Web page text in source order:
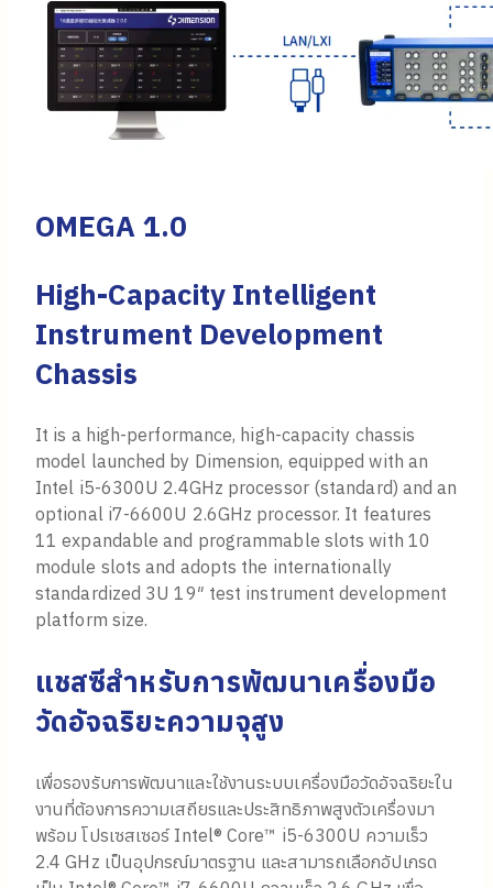
OMEGA 1.0
High-Capacity Intelligent
Instrument Development
Chassis
It is a high-performance, high-capacity chassis
model launched by Dimension, equipped with an
Intel i5-6300U 2.4GHz processor (standard) and an
optional i7-6600U 2.6GHz processor. It features
11 expandable and programmable slots with 10
module slots and adopts the internationally
standardized 3U 19″ test instrument development
platform size.
แชสซีสำหรับการพัฒนาเครื่องมือ
วัดอัจฉริยะความจุสูง
เพื่อรองรับการพัฒนาและใช้งานระบบเครื่องมือวัดอัจฉริยะใน
งานที่ต้องการความเสถียรและประสิทธิภาพสูงตัวเครื่องมา
พร้อม โปรเซสเซอร์ Intel® Core™ i5-6300U ความเร็ว
2.4 GHz เป็นอุปกรณ์มาตรฐาน และสามารถเลือกอัปเกรด